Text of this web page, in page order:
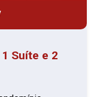
e
Suíte e 2